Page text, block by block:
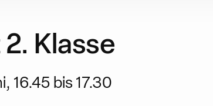
Klasse
16.45 bis 17.30